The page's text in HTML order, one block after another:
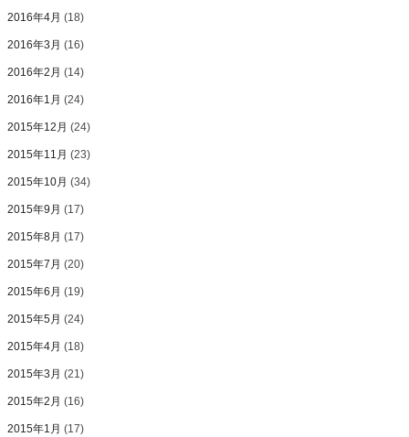
2016年4月 (18)
2016年3月 (16)
2016年2月 (14)
2016年1月 (24)
2015年12月 (24)
2015年11月 (23)
2015年10月 (34)
2015年9月 (17)
2015年8月 (17)
2015年7月 (20)
2015年6月 (19)
2015年5月 (24)
2015年4月 (18)
2015年3月 (21)
2015年2月 (16)
2015年1月 (17)